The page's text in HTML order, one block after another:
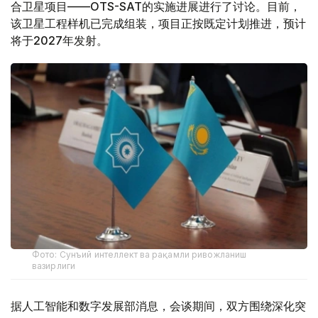
合卫星项目——OTS-SAT的实施进展进行了讨论。目前，
该卫星工程样机已完成组装，项目正按既定计划推进，预计
将于2027年发射。
Фото: Сунъий интеллект ва рақамли ривожланиш
вазирлиги
据人工智能和数字发展部消息，会谈期间，双方围绕深化突